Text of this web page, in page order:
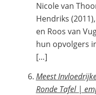
Nicole van
Hendriks
en Roos van
hun opvolgers
[…]
Meest
Ronde Tafel |